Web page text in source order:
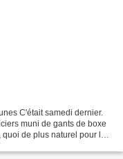
C'était samedi dernier.
muni de gants de boxe
de plus naturel pour le